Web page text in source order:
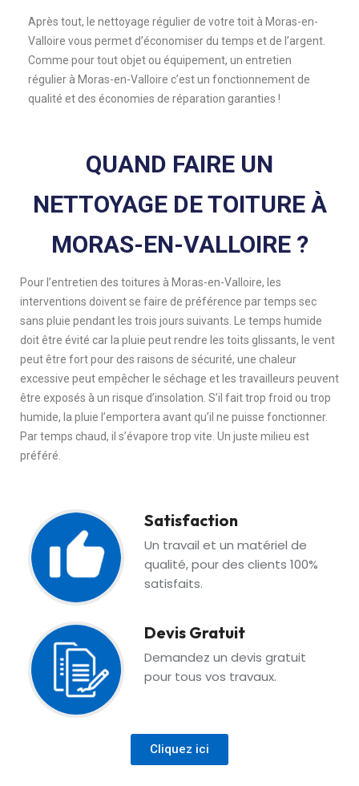
Après tout, le nettoyage régulier de votre toit à Moras-en-
Valloire vous permet d’économiser du temps et de l’argent.
Comme pour tout objet ou équipement, un entretien
régulier à Moras-en-Valloire c’est un fonctionnement de
qualité et des économies de réparation garanties !
QUAND FAIRE UN
NETTOYAGE DE TOITURE À
MORAS-EN-VALLOIRE ?
Pour l’entretien des toitures à Moras-en-Valloire, les
interventions doivent se faire de préférence par temps sec
sans pluie pendant les trois jours suivants. Le temps humide
doit être évité car la pluie peut rendre les toits glissants, le vent
peut être fort pour des raisons de sécurité, une chaleur
excessive peut empêcher le séchage et les travailleurs peuvent
être exposés à un risque d’insolation. S’il fait trop froid ou trop
humide, la pluie l’emportera avant qu’il ne puisse fonctionner.
Par temps chaud, il s’évapore trop vite. Un juste milieu est
préféré.
Satisfaction
Un travail et un matériel de
qualité, pour des clients 100%
satisfaits.
Devis Gratuit
Demandez un devis gratuit
pour tous vos travaux.
Cliquez ici